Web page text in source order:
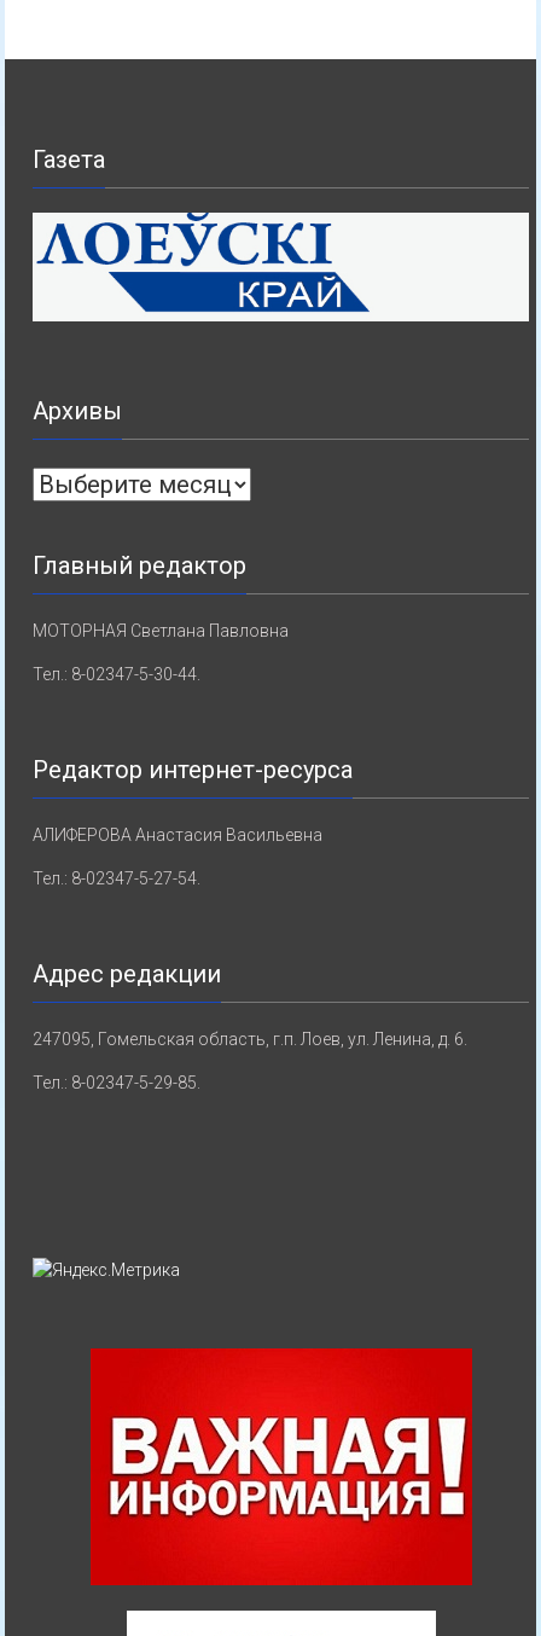
Газета
Архивы
Архивы
Главный редактор
МОТОРНАЯ Светлана Павловна
Тел.: 8-02347-5-30-44.
Редактор интернет-ресурса
АЛИФЕРОВА Анастасия Васильевна
Тел.: 8-02347-5-27-54.
Адрес редакции
247095, Гомельская область, г.п. Лоев, ул. Ленина, д. 6.
Тел.: 8-02347-5-29-85.